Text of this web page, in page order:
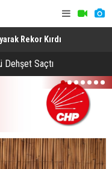
Rekor Kırdı
Dehşet Saçtı
1 2 3 4 5 6 7